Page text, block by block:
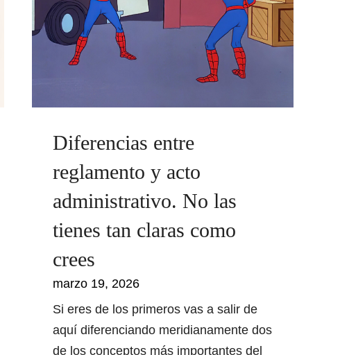
Diferencias entre
reglamento y acto
administrativo. No las
tienes tan claras como
crees
marzo 19, 2026
Si eres de los primeros vas a salir de
aquí diferenciando meridianamente dos
de los conceptos más importantes del